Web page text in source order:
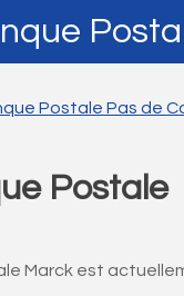
Postale Pas de
Postale
Marck est